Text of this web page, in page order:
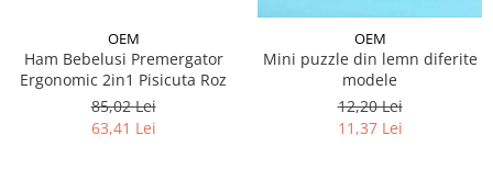
OEM
Ham Bebelusi Premergator
Ergonomic 2in1 Pisicuta Roz
85,02 Lei
63,41 Lei
OEM
Mini puzzle din lemn diferite
modele
12,20 Lei
11,37 Lei